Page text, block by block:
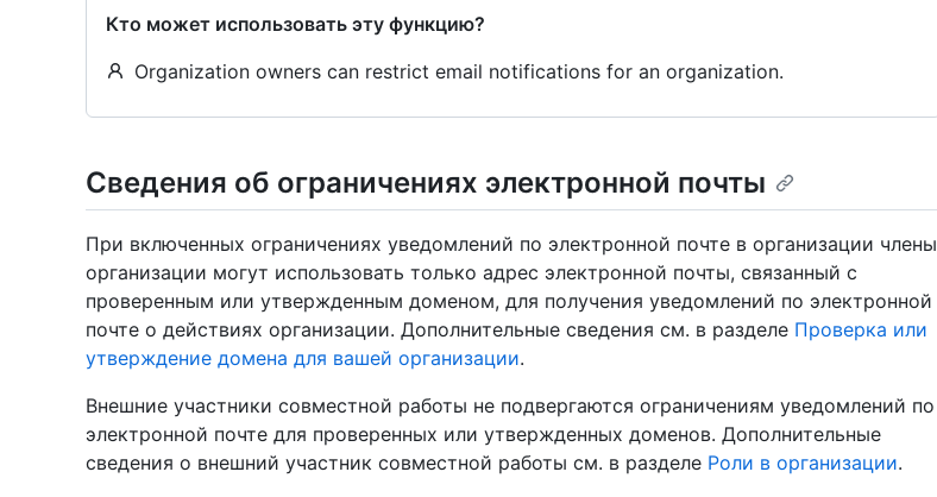
Кто может использовать эту функцию?
Organization owners can restrict email notifications for an organization.
Сведения об ограничениях электронной почты
При включенных ограничениях уведомлений по электронной почте в организации члены
организации могут использовать только адрес электронной почты, связанный с
проверенным или утвержденным доменом, для получения уведомлений по электронной
почте о действиях организации. Дополнительные сведения см. в разделе Проверка или
утверждение домена для вашей организации.
Внешние участники совместной работы не подвергаются ограничениям уведомлений по
электронной почте для проверенных или утвержденных доменов. Дополнительные
сведения о внешний участник совместной работы см. в разделе Роли в организации.